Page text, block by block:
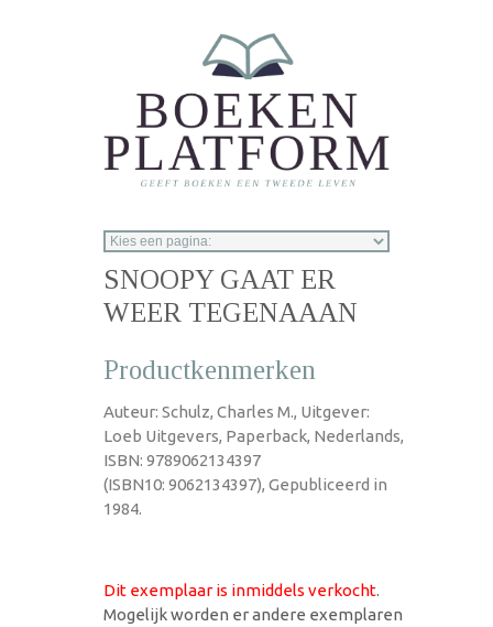
SNOOPY GAAT ER
WEER TEGENAAAN
Productkenmerken
Auteur: Schulz, Charles M., Uitgever:
Loeb Uitgevers, Paperback, Nederlands,
ISBN: 9789062134397
(ISBN10: 9062134397), Gepubliceerd in
1984.
Dit exemplaar is inmiddels verkocht.
Mogelijk worden er andere exemplaren